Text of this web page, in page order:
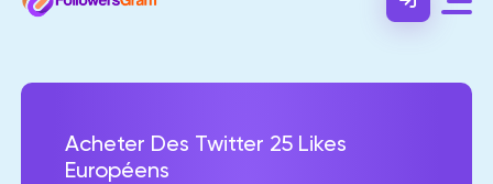
Acheter Des Twitter 25 Likes
Européens